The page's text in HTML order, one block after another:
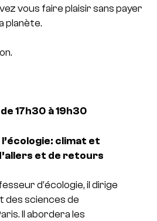
vous faire plaisir sans payer
planète.
17h30 à 19h30
climat et
et de retours
d’écologie, il dirige
des sciences de
Il abordera les